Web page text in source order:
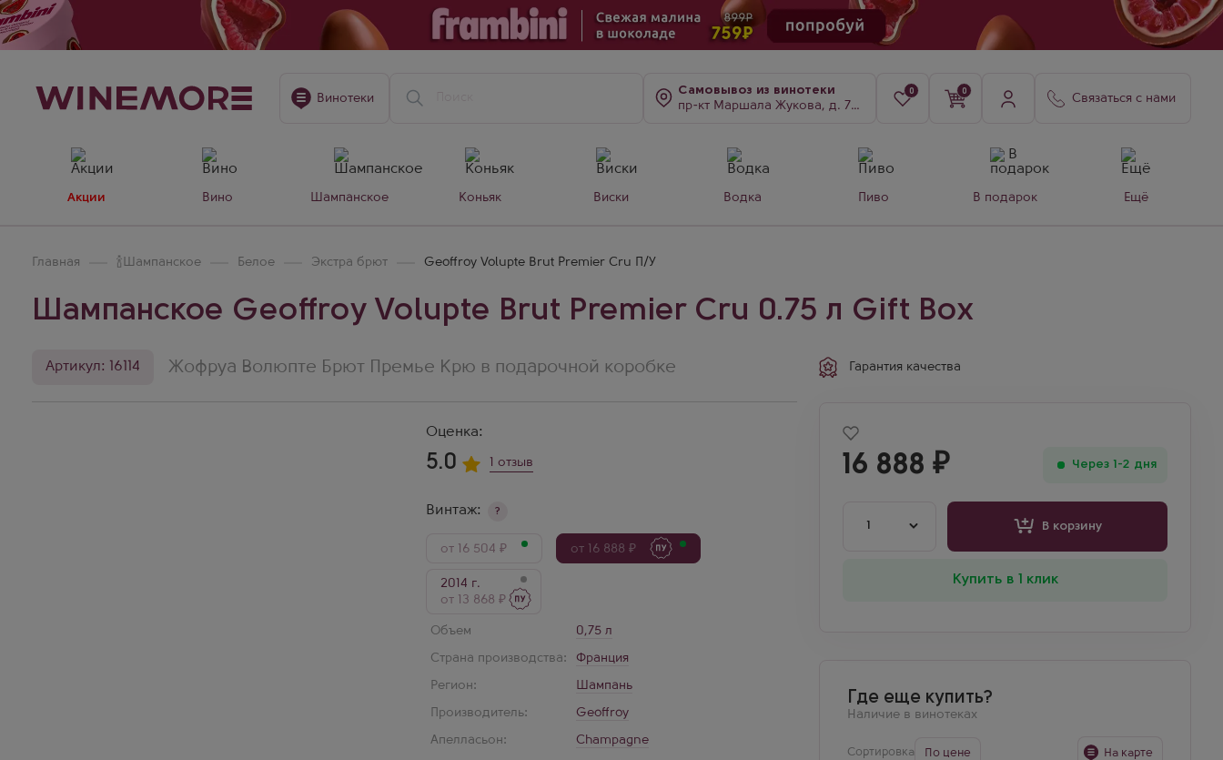
Винотеки
Самовывоз из винотеки
пр-кт Маршала Жукова, д. 78, к. 3
0 0
Связаться с нами
Акции Вино Шампанское Коньяк Виски Водка Пиво В подарок Ещё
Главная 🍾Шампанское Белое Экстра брют Geoffroy Volupte Brut Premier Cru П/У
Шампанское Geoffroy Volupte Brut Premier Cru 0.75 л Gift Box
Артикул: 16114 Жофруа Волюпте Брют Премье Крю в подарочной коробке Гарантия качества
Оценка:
5.0 1 отзыв
Винтаж: ?
от 16 504 ₽ от 16 888 ₽
2014 г.
от 13 868 ₽
Объем
0,75 л
Страна производства:
Франция
Регион:
Шампань
Производитель:
Geoffroy
Апелласьон:
Champagne
16 888₽ Через 1-2 дня
1 В корзину
Купить в 1 клик
Где еще купить?
Наличие в винотеках
Сортировка По цене На карте